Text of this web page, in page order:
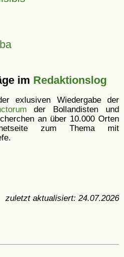
im Redaktionslog
exlusiven Wiedergabe der
der Bollandisten und
an über 10.000 Orten
zum Thema mit
zuletzt aktualisiert: 24.07.2026